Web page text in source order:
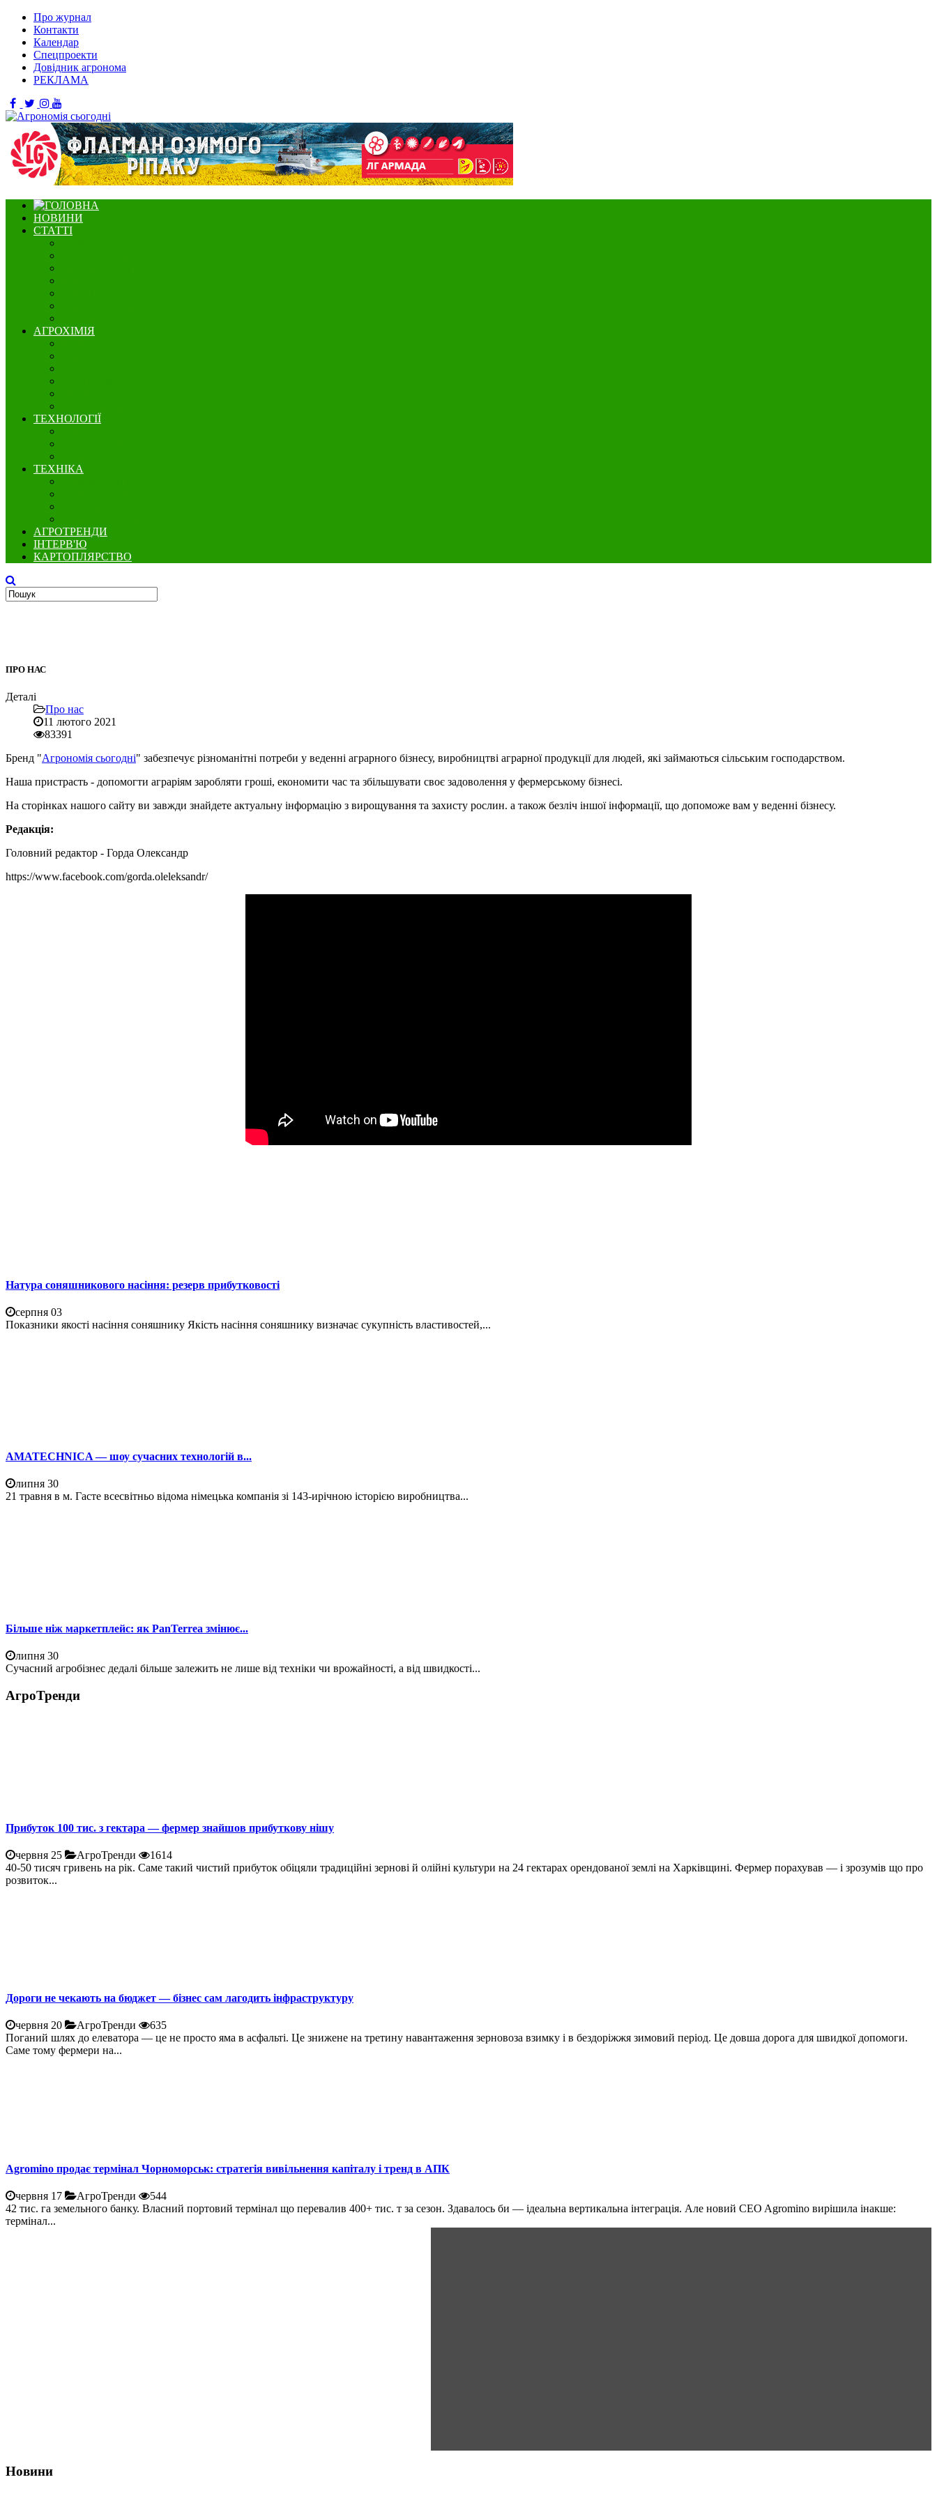
Про журнал
Контакти
Календар
Спецпроекти
Довідник агронома
РЕКЛАМА
НОВИНИ
СТАТТІ
АГРОХІМІЯ
ТЕХНОЛОГІЇ
ТЕХНІКА
АГРОТРЕНДИ
ІНТЕРВ'Ю
КАРТОПЛЯРСТВО
ПРО НАС
Деталі
Про нас
11 лютого 2021
83391
Бренд "Агрономія сьогодні" забезпечує різноманітні потреби у веденні аграрного бізнесу, виробництві аграрної продукції для людей, які займаються сільським господарством.
Наша пристрасть - допомогти аграріям заробляти гроші, економити час та збільшувати своє задоволення у фермерському бізнесі.
На сторінках нашого сайту ви завжди знайдете актуальну інформацію з вирощування та захисту рослин. а також безліч іншої інформації, що допоможе вам у веденні бізнесу.
Редакція:
Головний редактор - Горда Олександр
https://www.facebook.com/gorda.oleleksandr/
Натура соняшникового насіння: резерв прибутковості
серпня 03
Показники якості насіння соняшнику Якість насіння соняшнику визначає сукупність властивостей,...
AMATECHNICA — шоу сучасних технологій в...
липня 30
21 травня в м. Гасте всесвітньо відома німецька компанія зі 143-ирічною історією виробництва...
Більше ніж маркетплейс: як PanTerrea змінює...
липня 30
Сучасний агробізнес дедалі більше залежить не лише від техніки чи врожайності, а від швидкості...
АгроТренди
Прибуток 100 тис. з гектара — фермер знайшов прибуткову нішу
червня 25 АгроТренди
1614
40-50 тисяч гривень на рік. Саме такий чистий прибуток обіцяли традиційні зернові й олійні культури на 24 гектарах орендованої землі на Харківщині. Фермер порахував — і зрозумів що про
розвиток...
Дороги не чекають на бюджет — бізнес сам лагодить інфраструктуру
червня 20 АгроТренди
635
Поганий шлях до елеватора — це не просто яма в асфальті. Це знижене на третину навантаження зерновоза взимку і в бездоріжжя зимовий період. Це довша дорога для швидкої допомоги.
Саме тому фермери на...
Agromino продає термінал Чорноморськ: стратегія вивільнення капіталу і тренд в АПК
червня 17 АгроТренди
544
42 тис. га земельного банку. Власний портовий термінал що перевалив 400+ тис. т за сезон. Здавалось би — ідеальна вертикальна інтеграція. Але новий CEO Agromino вирішила інакше:
термінал...
Новини